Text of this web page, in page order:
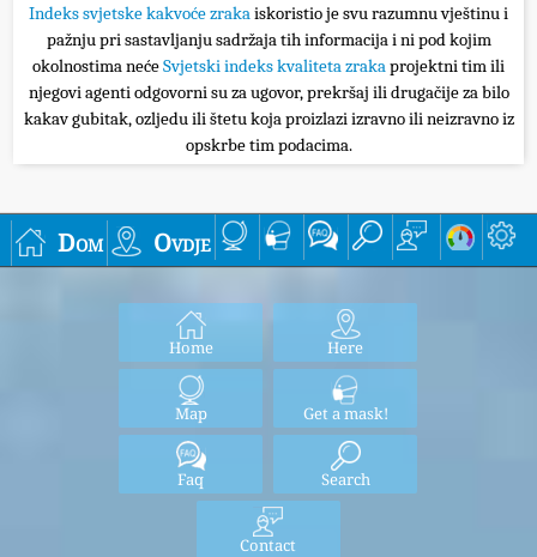
Indeks svjetske kakvoće zrakaiskoristio je svu razumnu vještinu i
pažnju pri sastavljanju sadržaja tih informacija i ni pod kojim
okolnostima nećeSvjetski indeks kvaliteta zrakaprojektni tim ili
njegovi agenti odgovorni su za ugovor, prekršaj ili drugačije za bilo
kakav gubitak, ozljedu ili štetu koja proizlazi izravno ili neizravno iz
opskrbe tim podacima.
Dom Ovdje
Home Here
Map Get a mask!
Faq Search
Contact